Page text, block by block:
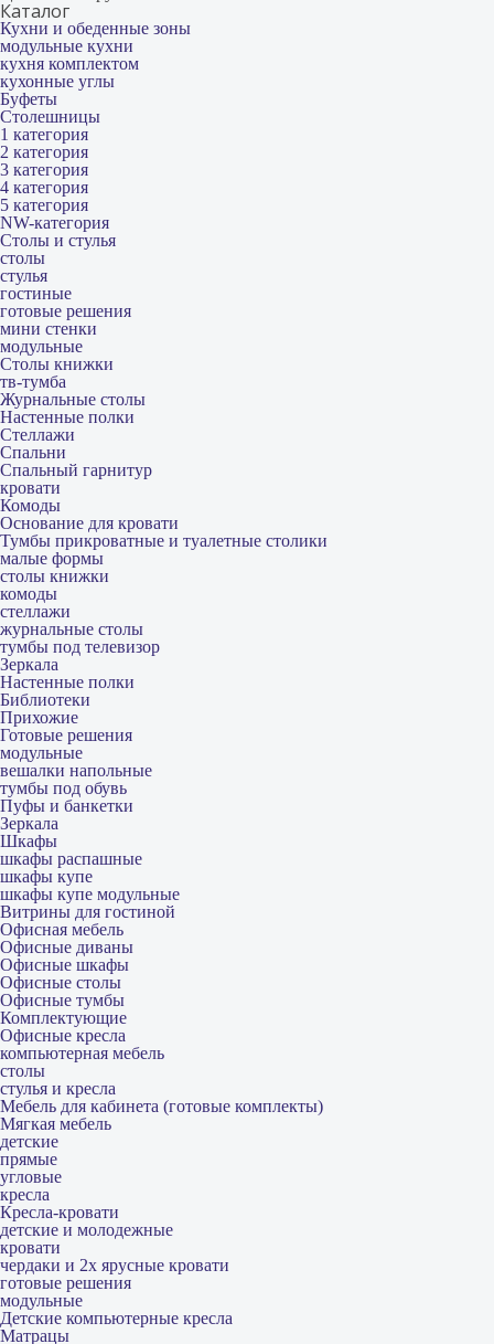
Каталог
Кухни и обеденные зоны
модульные кухни
кухня комплектом
кухонные углы
Буфеты
Столешницы
1 категория
2 категория
3 категория
4 категория
5 категория
NW-категория
Столы и стулья
столы
стулья
гостиные
готовые решения
мини стенки
модульные
Столы книжки
тв-тумба
Журнальные столы
Настенные полки
Стеллажи
Спальни
Спальный гарнитур
кровати
Комоды
Основание для кровати
Тумбы прикроватные и туалетные столики
малые формы
столы книжки
комоды
стеллажи
журнальные столы
тумбы под телевизор
Зеркала
Настенные полки
Библиотеки
Прихожие
Готовые решения
модульные
вешалки напольные
тумбы под обувь
Пуфы и банкетки
Зеркала
Шкафы
шкафы распашные
шкафы купе
шкафы купе модульные
Витрины для гостиной
Офисная мебель
Офисные диваны
Офисные шкафы
Офисные столы
Офисные тумбы
Комплектующие
Офисные кресла
компьютерная мебель
столы
стулья и кресла
Мебель для кабинета (готовые комплекты)
Мягкая мебель
детские
прямые
угловые
кресла
Кресла-кровати
детские и молодежные
кровати
чердаки и 2х ярусные кровати
готовые решения
модульные
Детские компьютерные кресла
Матрацы